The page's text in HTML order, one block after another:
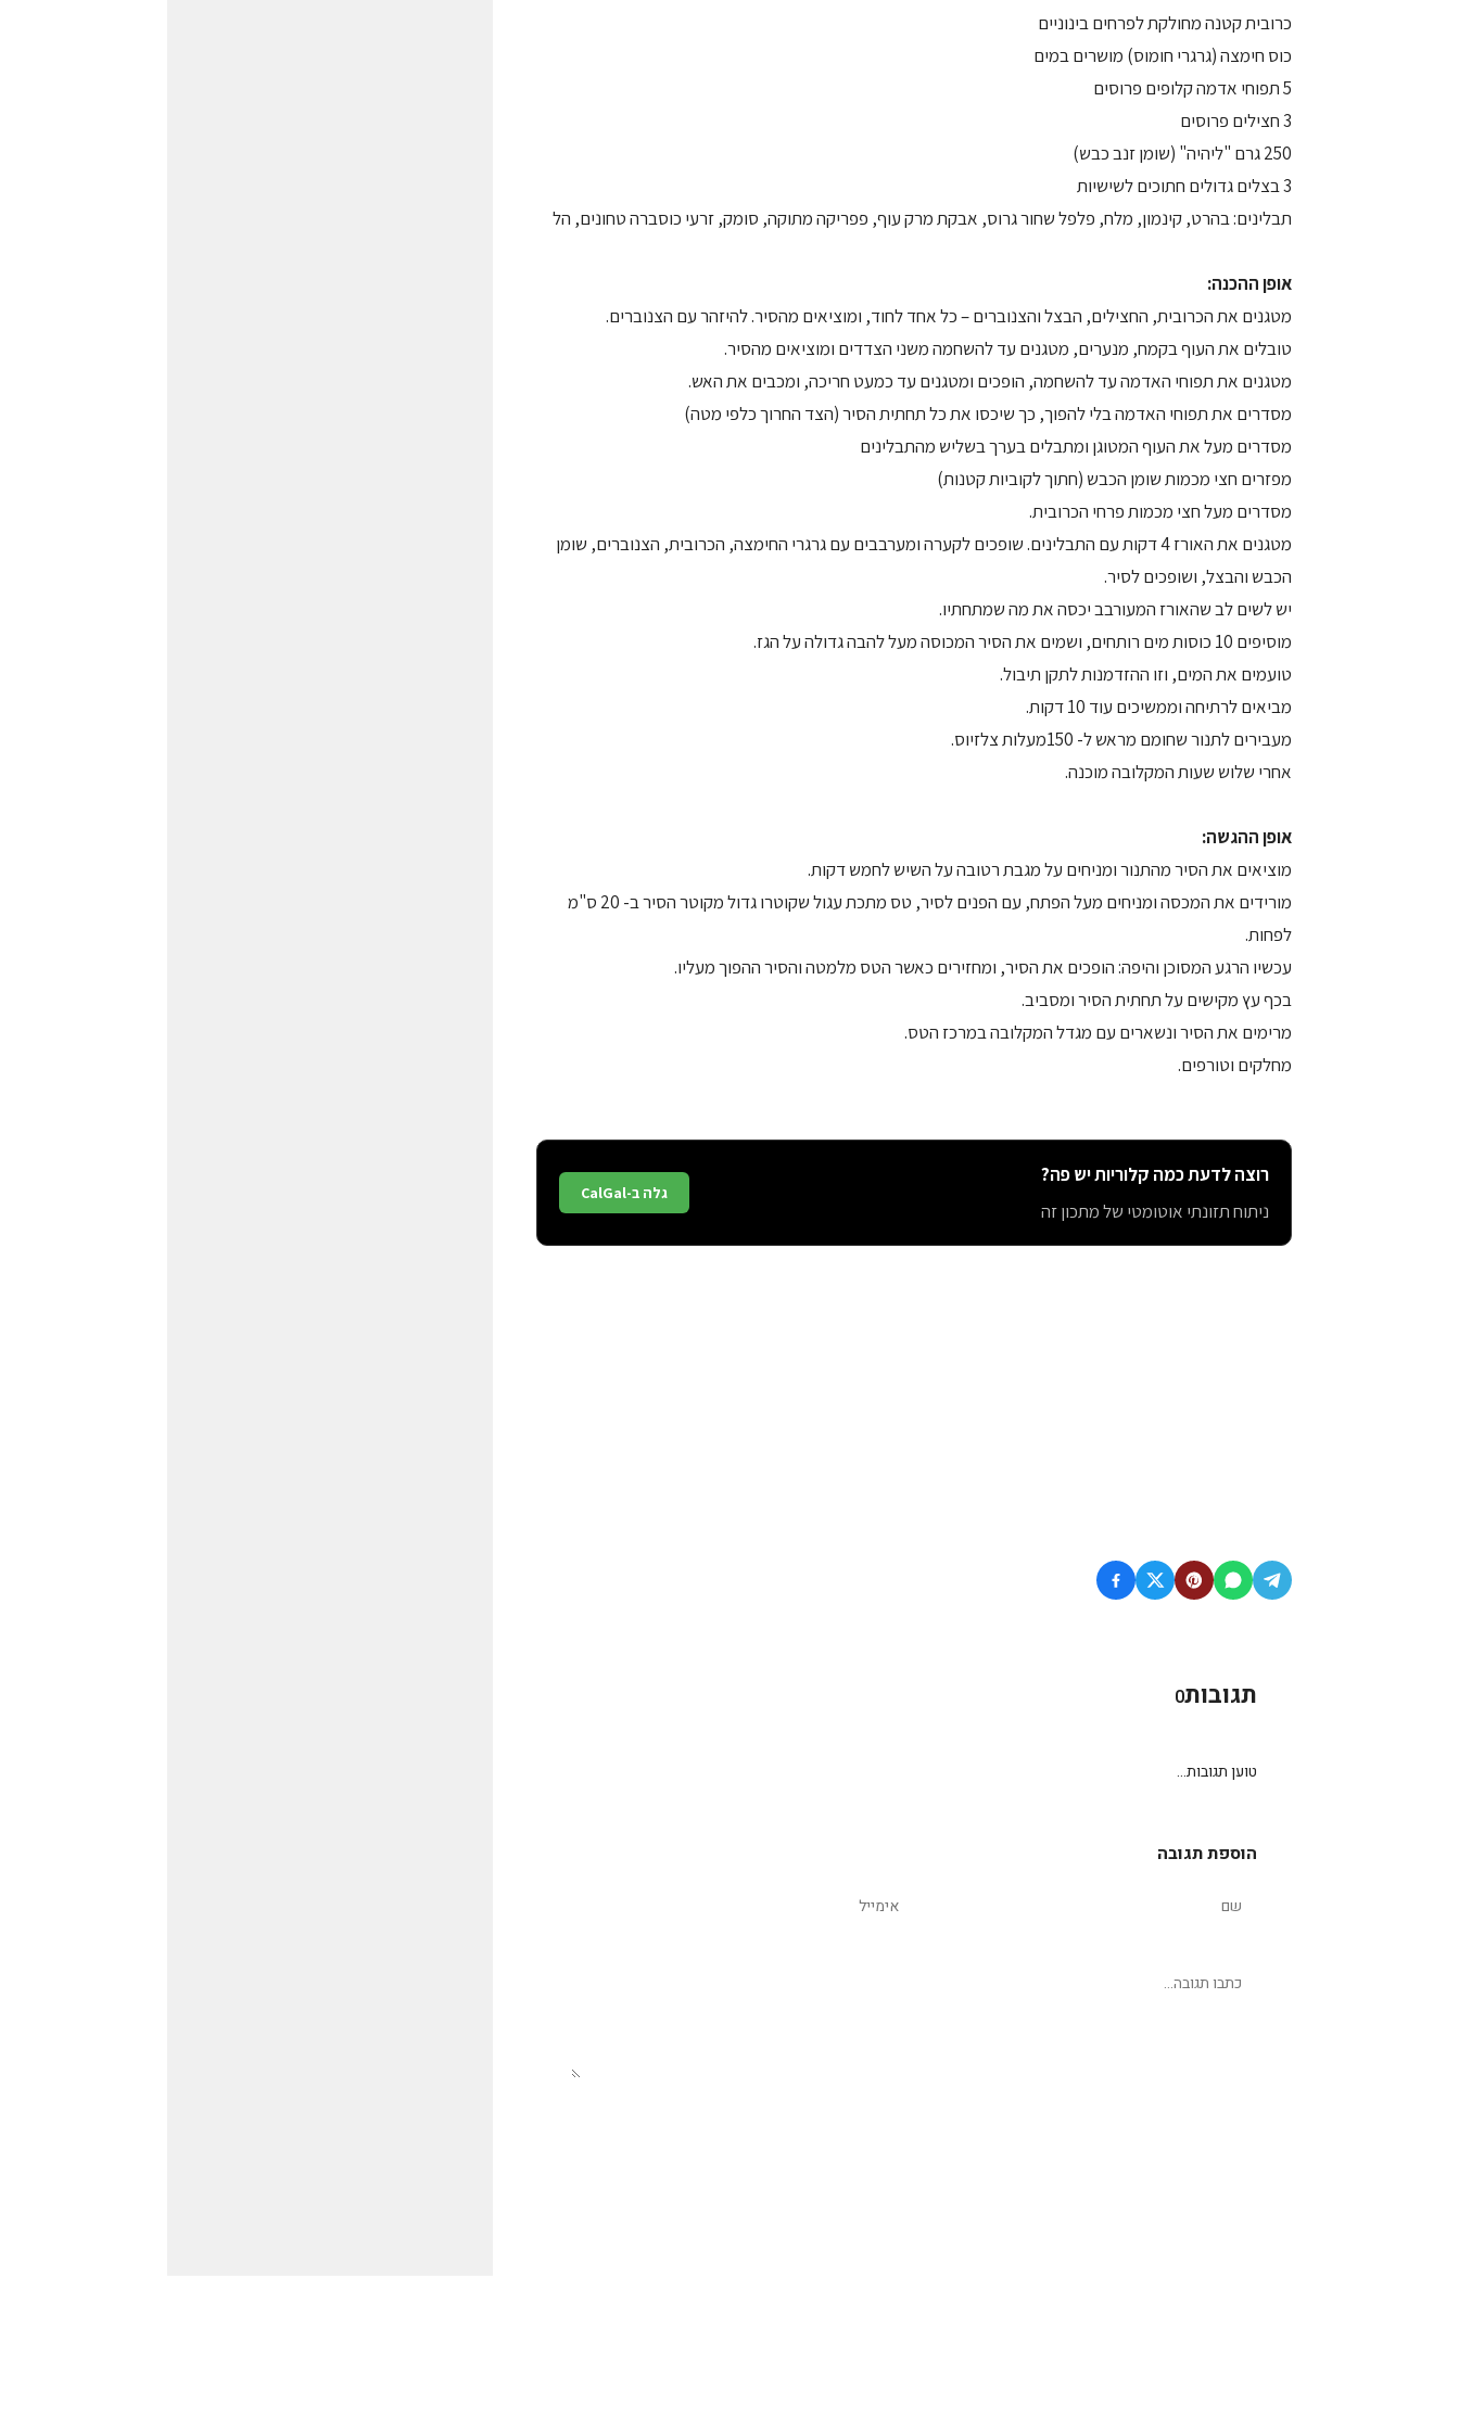
כרובית קטנה מחולקת לפרחים בינוניים
כוס חימצה (גרגרי חומוס) מושרים במים
5 תפוחי אדמה קלופים פרוסים
3 חצילים פרוסים
250 גרם "ליהיה" (שומן זנב כבש)
3 בצלים גדולים חתוכים לשישיות
תבלינים: בהרט, קינמון, מלח, פלפל שחור גרוס, אבקת מרק עוף, פפריקה מתוקה, סומק, זרעי כוסברה טחונים, הל
אופן ההכנה:
מטגנים את הכרובית, החצילים, הבצל והצנוברים – כל אחד לחוד, ומוציאים מהסיר. להיזהר עם הצנוברים.
טובלים את העוף בקמח, מנערים, מטגנים עד להשחמה משני הצדדים ומוציאים מהסיר.
מטגנים את תפוחי האדמה עד להשחמה, הופכים ומטגנים עד כמעט חריכה, ומכבים את האש.
מסדרים את תפוחי האדמה בלי להפוך, כך שיכסו את כל תחתית הסיר (הצד החרוך כלפי מטה)
מסדרים מעל את העוף המטוגן ומתבלים בערך בשליש מהתבלינים
מפזרים חצי מכמות שומן הכבש (חתוך לקוביות קטנות)
מסדרים מעל חצי מכמות פרחי הכרובית.
מטגנים את האורז 4 דקות עם התבלינים. שופכים לקערה ומערבבים עם גרגרי החימצה, הכרובית, הצנוברים, שומן
הכבש והבצל, ושופכים לסיר.
יש לשים לב שהאורז המעורבב יכסה את מה שמתחתיו.
מוסיפים 10 כוסות מים רותחים, ושמים את הסיר המכוסה מעל להבה גדולה על הגז.
טועמים את המים, וזו ההזדמנות לתקן תיבול.
מביאים לרתיחה וממשיכים עוד 10 דקות.
מעבירים לתנור שחומם מראש ל- 150מעלות צלזיוס.
אחרי שלוש שעות המקלובה מוכנה.
אופן ההגשה:
מוציאים את הסיר מהתנור ומניחים על מגבת רטובה על השיש לחמש דקות.
מורידים את המכסה ומניחים מעל הפתח, עם הפנים לסיר, טס מתכת עגול שקוטרו גדול מקוטר הסיר ב- 20 ס"מ
לפחות.
עכשיו הרגע המסוכן והיפה: הופכים את הסיר, ומחזירים כאשר הטס מלמטה והסיר ההפוך מעליו.
בכף עץ מקישים על תחתית הסיר ומסביב.
מרימים את הסיר ונשארים עם מגדל המקלובה במרכז הטס.
מחלקים וטורפים.
רוצה לדעת כמה קלוריות יש פה?
ניתוח תזונתי אוטומטי של מתכון זה
גלה ב-CalGal
תגובות0
טוען תגובות...
הוספת תגובה